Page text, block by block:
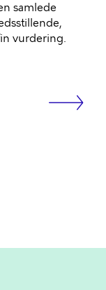
samlede
vurdering.
Næste